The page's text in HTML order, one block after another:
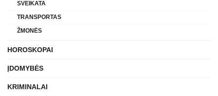
SVEIKATA
TRANSPORTAS
ŽMONĖS
HOROSKOPAI
ĮDOMYBĖS
KRIMINALAI